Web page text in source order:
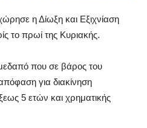
η Δίωξη και Εξιχνίαση
το πρωί της Κυριακής.
που σε βάρος του
για διακίνηση
5 ετών και χρηματικής